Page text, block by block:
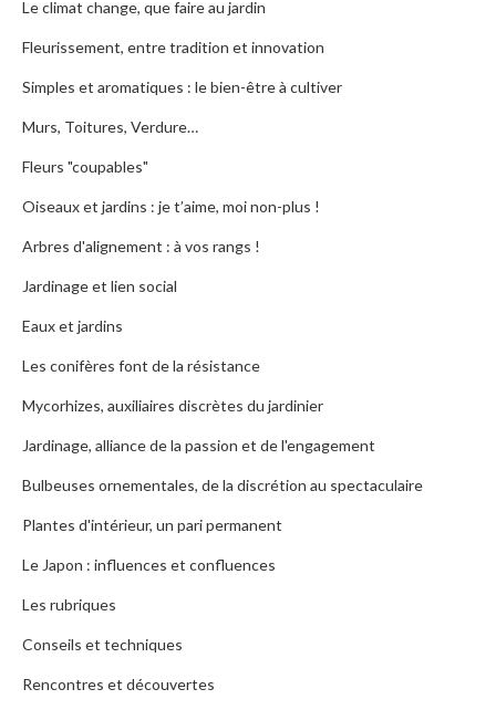
Le climat change, que faire au jardin
Fleurissement, entre tradition et innovation
Simples et aromatiques : le bien-être à cultiver
Murs, Toitures, Verdure…
Fleurs "coupables"
Oiseaux et jardins : je t’aime, moi non-plus !
Arbres d'alignement : à vos rangs !
Jardinage et lien social
Eaux et jardins
Les conifères font de la résistance
Mycorhizes, auxiliaires discrètes du jardinier
Jardinage, alliance de la passion et de l'engagement
Bulbeuses ornementales, de la discrétion au spectaculaire
Plantes d'intérieur, un pari permanent
Le Japon : influences et confluences
Les rubriques
Conseils et techniques
Rencontres et découvertes